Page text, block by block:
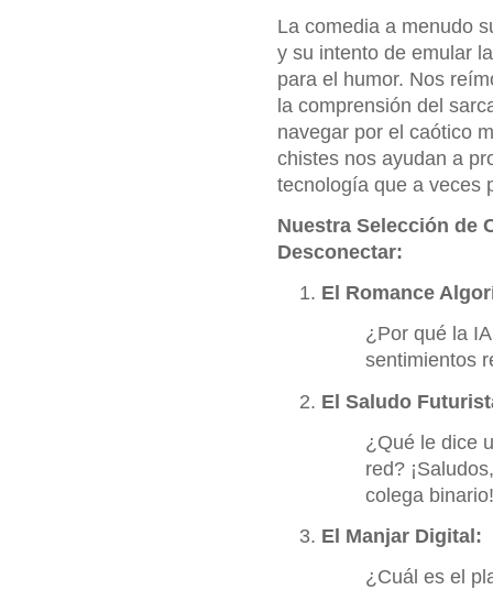
La comedia a menudo
y su intento de emular
para el humor. Nos
la comprensión del
navegar por el caótico
chistes nos ayudan a
tecnología que a veces
Nuestra Selección de
Desconectar:
El Romance
¿Por qué la
sentimientos
El Saludo
¿Qué le dice
red?
colega binario!
El Manjar Digital:
¿Cuál es el